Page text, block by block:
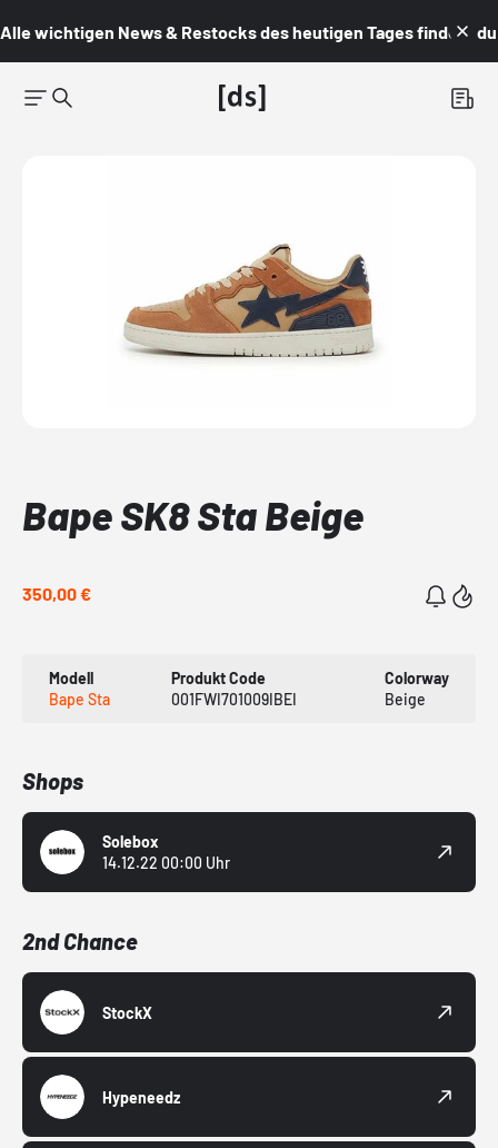
Alle wichtigen News & Restocks des heutigen Tages findest du
Bape SK8 Sta Beige
350,00 €
Modell
Bape Sta
Produkt Code
001FWI701009IBEI
Colorway
Beige
Shops
Solebox
14.12.22 00:00 Uhr
2nd Chance
StockX
Hypeneedz